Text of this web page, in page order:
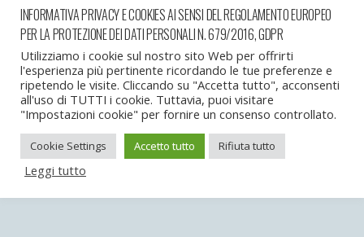
« precedente in galleria successiva in galleria »
Torna su
Dispositivo Portatile Pc Desktop
INFORMATIVA PRIVACY E COOKIES AI SENSI DEL REGOLAMENTO EUROPEO
PER LA PROTEZIONE DEI DATI PERSONALI N. 679/2016, GDPR
Utilizziamo i cookie sul nostro sito Web per offrirti
l'esperienza più pertinente ricordando le tue preferenze e
ripetendo le visite. Cliccando su "Accetta tutto", acconsenti
all'uso di TUTTI i cookie. Tuttavia, puoi visitare
"Impostazioni cookie" per fornire un consenso controllato.
Cookie Settings Accetto tutto Rifiuta tutto
Leggi tutto